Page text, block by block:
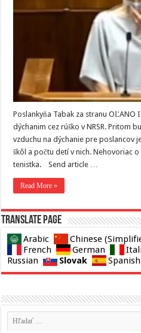
Poslankyňa Tabak za stranu
dýchanim cez rúško v NRSR. Pritom
vzduchu na dýchanie pre poslancov
škôl a počtu detí v nich. Nehovoriac
tenistka. Send article …
Read More »
Translate page
Arabic Chinese
French
German
Russian
Slovak Spanish